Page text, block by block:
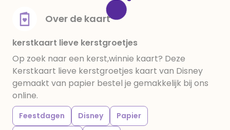
Over de kaart
kerstkaart lieve kerstgroetjes
Op zoek naar een kerst,winnie kaart? Deze
Kerstkaart lieve kerstgroetjes kaart van Disney
gemaakt van papier bestel je gemakkelijk bij ons
online.
Feestdagen Disney
Papier